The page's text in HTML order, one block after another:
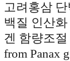
고려홍삼
백질 인산
겐 함량조절
from Panax